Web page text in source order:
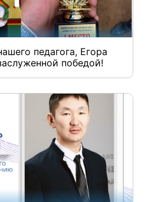
педагога, Егора
победой!